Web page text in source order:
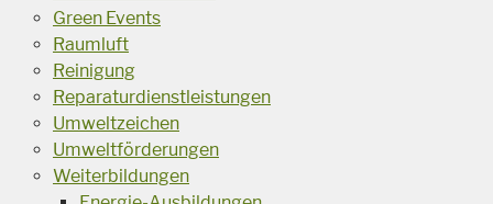
Green Events
Raumluft
Reinigung
Reparaturdienstleistungen
Umweltzeichen
Umweltförderungen
Weiterbildungen